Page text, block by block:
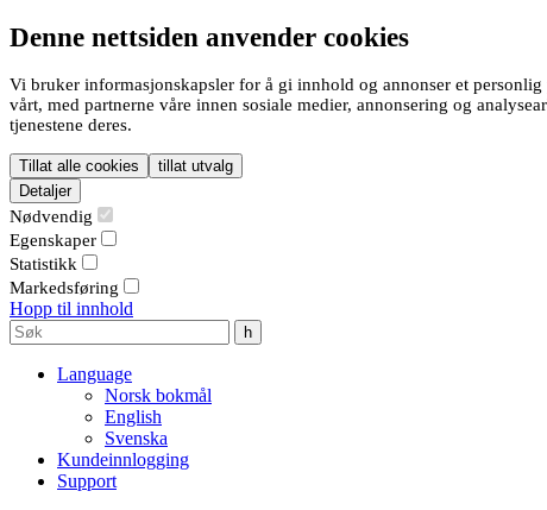
Denne nettsiden anvender cookies
Vi bruker informasjonskapsler for å gi innhold og annonser et
vårt, med partnerne våre innen sosiale medier, annonsering og
tjenestene deres.
Tillat alle cookies
tillat utvalg
Detaljer
Nødvendig
Egenskaper
Statistikk
Markedsføring
Hopp til innhold
Language
Norsk bokmål
English
Svenska
Kundeinnlogging
Support